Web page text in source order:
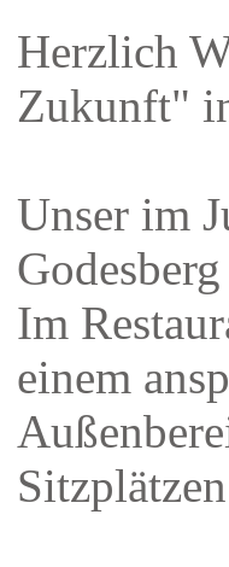
Herzlich
Zukunft"
Unser im
Im
einem